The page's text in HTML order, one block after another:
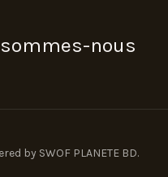
nous
by SWOF PLANETE BD.